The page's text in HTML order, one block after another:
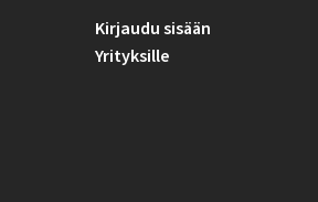
Kirjaudu sisään
Yrityksille